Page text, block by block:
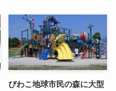
びわこ地球市民の森に大型